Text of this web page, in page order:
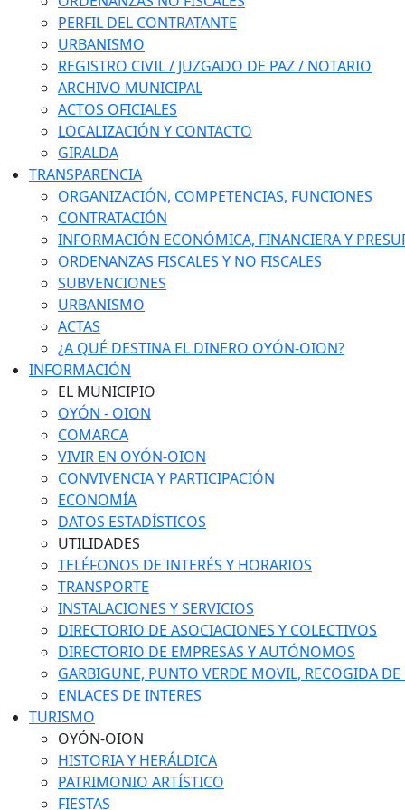
PERFIL DEL CONTRATANTE
URBANISMO
REGISTRO CIVIL / JUZGADO DE PAZ / NOTARIO
ARCHIVO MUNICIPAL
ACTOS OFICIALES
LOCALIZACIÓN Y CONTACTO
GIRALDA
TRANSPARENCIA
ORGANIZACIÓN, COMPETENCIAS, FUNCIONES
CONTRATACIÓN
INFORMACIÓN ECONÓMICA, FINANCIERA Y
ORDENANZAS FISCALES Y NO FISCALES
SUBVENCIONES
URBANISMO
ACTAS
¿A QUÉ DESTINA EL DINERO OYÓN-OION?
INFORMACIÓN
EL MUNICIPIO
OYÓN - OION
COMARCA
VIVIR EN OYÓN-OION
CONVIVENCIA Y PARTICIPACIÓN
ECONOMÍA
DATOS ESTADÍSTICOS
UTILIDADES
TELÉFONOS DE INTERÉS Y HORARIOS
TRANSPORTE
INSTALACIONES Y SERVICIOS
DIRECTORIO DE ASOCIACIONES Y COLECTIVOS
DIRECTORIO DE EMPRESAS Y AUTÓNOMOS
GARBIGUNE, PUNTO VERDE MOVIL, RECOGIDA DE
ENLACES DE INTERES
TURISMO
OYÓN-OION
HISTORIA Y HERÁLDICA
PATRIMONIO ARTÍSTICO
FIESTAS